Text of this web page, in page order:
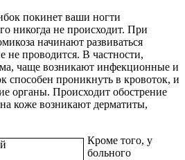
покинет ваши ногти
никогда не происходит. При
начинают развиваться
не проводится. В частности,
чаще возникают инфекционные и
способен проникнуть в кровоток, и
органы. Происходит обострение
коже возникают дерматиты,
Кроме того, у
больного